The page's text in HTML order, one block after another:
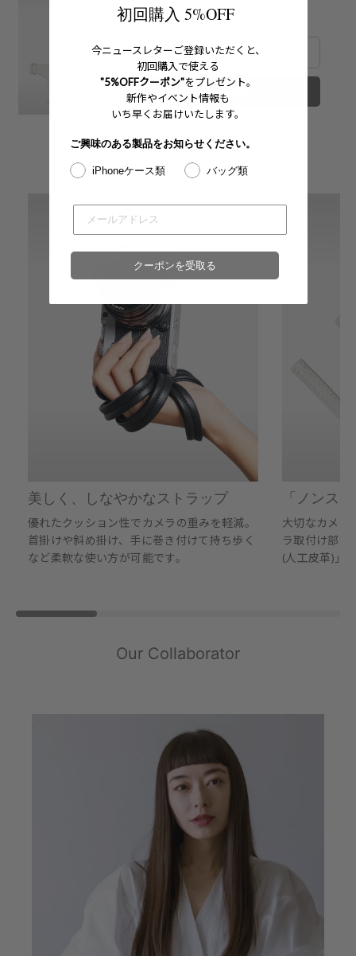
Price
¥59,400
カートに追加する
美しく、しなやかなストラップ
優れたクッション性でカメラの重みを軽減。
首掛けや斜め掛け、手に巻き付けて持ち歩く
など柔軟な使い方が可能です。
「ノンス
大切なカメラ
ラ取付け部の
(人工皮革)」
Our Collaborator
初回購入 5%OFF
今ニュースレターご登録いただくと、
初回購入で使える
"5%OFFクーポン"をプレゼント。
新作やイベント情報も
いち早くお届けいたします。
ご興味のある製品をお知らせください。
iPhoneケース類 バッグ類
クーポンを受取る